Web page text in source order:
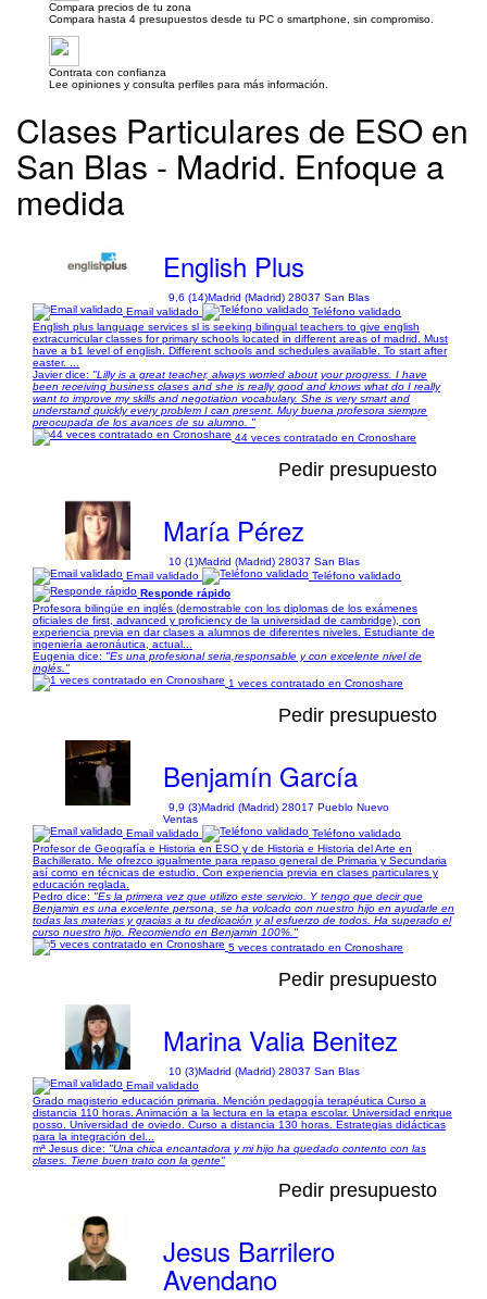
Compara precios de tu zona
Compara hasta 4 presupuestos desde tu PC o smartphone, sin compromiso.
Contrata con confianza
Lee opiniones y consulta perfiles para más información.
Clases Particulares de ESO en
San Blas - Madrid. Enfoque a
medida
English Plus
9,6 (14)Madrid (Madrid) 28037 San Blas
Email validado
Teléfono validado
English plus language services sl is seeking bilingual teachers to give english
extracurricular classes for primary schools located in different areas of madrid. Must
have a b1 level of english. Different schools and schedules available. To start after
easter. ...
Javier dice: "Lilly is a great teacher, always worried about your progress. I have
been receiving business clases and she is really good and knows what do I really
want to improve my skills and negotiation vocabulary. She is very smart and
understand quickly every problem I can present. Muy buena profesora siempre
preocupada de los avances de su alumno. "
44 veces contratado en Cronoshare
Pedir presupuesto
María Pérez
10 (1)Madrid (Madrid) 28037 San Blas
Email validado
Teléfono validado
Responde rápido
Profesora bilingüe en inglés (demostrable con los diplomas de los exámenes
oficiales de first, advanced y proficiency de la universidad de cambridge), con
experiencia previa en dar clases a alumnos de diferentes niveles. Estudiante de
ingeniería aeronáutica, actual...
Eugenia dice: "Es una profesional seria,responsable y con excelente nivel de
inglés."
1 veces contratado en Cronoshare
Pedir presupuesto
Benjamín García
9,9 (3)Madrid (Madrid) 28017 Pueblo Nuevo
Ventas
Email validado
Teléfono validado
Profesor de Geografía e Historia en ESO y de Historia e Historia del Arte en
Bachillerato. Me ofrezco igualmente para repaso general de Primaria y Secundaria
así como en técnicas de estudio. Con experiencia previa en clases particulares y
educación reglada.
Pedro dice: "Es la primera vez que utilizo este servicio. Y tengo que decir que
Benjamin es una excelente persona, se ha volcado con nuestro hijo en ayudarle en
todas las materias y gracias a tu dedicación y al esfuerzo de todos. Ha superado el
curso nuestro hijo. Recomiendo en Benjamin 100%."
5 veces contratado en Cronoshare
Pedir presupuesto
Marina Valia Benitez
10 (3)Madrid (Madrid) 28037 San Blas
Email validado
Grado magisterio educación primaria. Mención pedagogía terapéutica Curso a
distancia 110 horas. Animación a la lectura en la etapa escolar. Universidad enrique
posso. Universidad de oviedo. Curso a distancia 130 horas. Estrategias didácticas
para la integración del...
mª Jesus dice: "Una chica encantadora y mi hijo ha quedado contento con las
clases. Tiene buen trato con la gente"
Pedir presupuesto
Jesus Barrilero
Avendano